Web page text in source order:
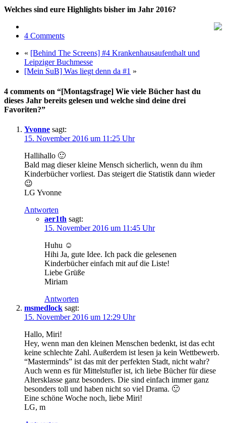
Welches sind eure Highlights bisher im Jahr 2016?
4 Comments
« [Behind The Screens] #4 Krankenhausaufenthalt und
Leipziger Buchmesse
[Mein SuB] Was liegt denn da #1 »
4 comments on “[Montagsfrage] Wie viele Bücher hast du
dieses Jahr bereits gelesen und welche sind deine drei
Favoriten?”
Yvonne sagt:
15. November 2016 um 11:25 Uhr
Hallihallo 🙂
Bald mag dieser kleine Mensch sicherlich, wenn du ihm
Kinderbücher vorliest. Das steigert die Statistik dann wieder
😉
LG Yvonne
Antworten
aer1th sagt:
15. November 2016 um 11:45 Uhr
Huhu ☺
Hihi Ja, gute Idee. Ich pack die gelesenen
Kinderbücher einfach mit auf die Liste!
Liebe Grüße
Miriam
Antworten
msmedlock sagt:
15. November 2016 um 12:29 Uhr
Hallo, Miri!
Hey, wenn man den kleinen Menschen bedenkt, ist das echt
keine schlechte Zahl. Außerdem ist lesen ja kein Wettbewerb.
“Masterminds” ist das mit der perfekten Stadt, nicht wahr?
Auch wenn es für Mittelstufler ist, ich liebe Bücher für diese
Altersklasse ganz besonders. Die sind einfach immer ganz
besonders toll und haben nicht so viel Drama. 🙂
Eine schöne Woche noch, liebe Miri!
LG, m